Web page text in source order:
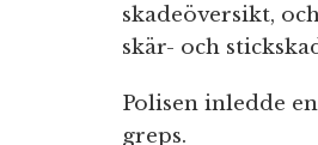
skadeöversikt,
skär- och
Polisen inledde
greps.